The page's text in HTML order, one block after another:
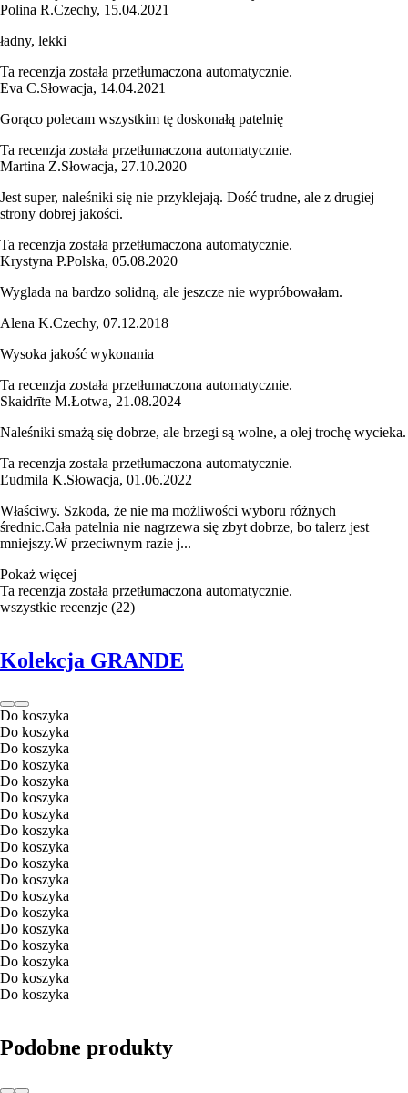
Polina R.Czechy, 15.04.2021
ładny, lekki
Ta recenzja została przetłumaczona automatycznie.
Eva C.Słowacja, 14.04.2021
Gorąco polecam wszystkim tę doskonałą patelnię
Ta recenzja została przetłumaczona automatycznie.
Martina Z.Słowacja, 27.10.2020
Jest super, naleśniki się nie przyklejają. Dość trudne, ale z drugiej
strony dobrej jakości.
Ta recenzja została przetłumaczona automatycznie.
Krystyna P.Polska, 05.08.2020
Wyglada na bardzo solidną, ale jeszcze nie wypróbowałam.
Alena K.Czechy, 07.12.2018
Wysoka jakość wykonania
Ta recenzja została przetłumaczona automatycznie.
Skaidrīte M.Łotwa, 21.08.2024
Naleśniki smażą się dobrze, ale brzegi są wolne, a olej trochę wycieka.
Ta recenzja została przetłumaczona automatycznie.
Ľudmila K.Słowacja, 01.06.2022
Właściwy. Szkoda, że nie ma możliwości wyboru różnych
średnic.Cała patelnia nie nagrzewa się zbyt dobrze, bo talerz jest
mniejszy.W przeciwnym razie j...
Pokaż więcej
Ta recenzja została przetłumaczona automatycznie.
wszystkie recenzje (22)
Kolekcja GRANDE
Do koszyka
Do koszyka
Do koszyka
Do koszyka
Do koszyka
Do koszyka
Do koszyka
Do koszyka
Do koszyka
Do koszyka
Do koszyka
Do koszyka
Do koszyka
Do koszyka
Do koszyka
Do koszyka
Do koszyka
Do koszyka
Podobne produkty